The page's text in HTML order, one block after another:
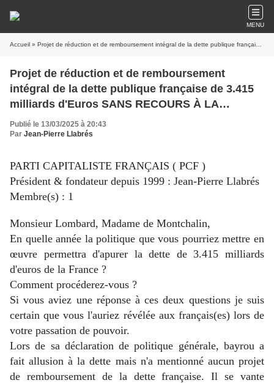
MENU
Accueil » Projet de réduction et de remboursement intégral de la dette publique française de 3.415 milliards d'Euros SANS RECOURS À LA FISCALITÉ
Projet de réduction et de remboursement
intégral de la dette publique française de 3.415
milliards d'Euros SANS RECOURS À LA
FISCALITÉ
Publié le 13/03/2025 à 20:43
Par Jean-Pierre Llabrés
PARTI CAPITALISTE FRANÇAIS ( PCF )
Président & fondateur depuis 1999 : Jean-Pierre Llabrés
Membre(s) : 1
Monsieur Lombard, Madame de Montchalin,
En quelle année la politique que vous pourriez mettre en
œuvre permettra d'apurer la dette de 3.415 milliards
d'euros de la France ?
Comment procéderez-vous ?
Si vous aviez une réponse à ces deux questions je suis
certain que vous l'auriez révélée aux français(es) lors de
votre passation de pouvoir.
Lors de sa déclaration de politique générale, bayrou a
fait allusion à la dette mais n'a mentionné aucun projet
de remboursement de la dette française. Il se vante